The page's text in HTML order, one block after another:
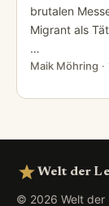
brutalen
Migrant als
…
Maik Möhring ·
Welt der
© 2026 Welt der